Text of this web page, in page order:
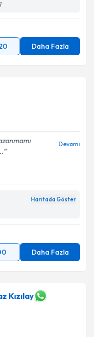
Daha Fazla
Devamı
Haritada Göster
Daha Fazla
Kızılay